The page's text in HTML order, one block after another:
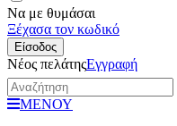
Να με θυμάσαι
Ξέχασα τον κωδικό
Είσοδος
Νέος πελάτηςΕγγραφή
ΜΕΝΟΥ